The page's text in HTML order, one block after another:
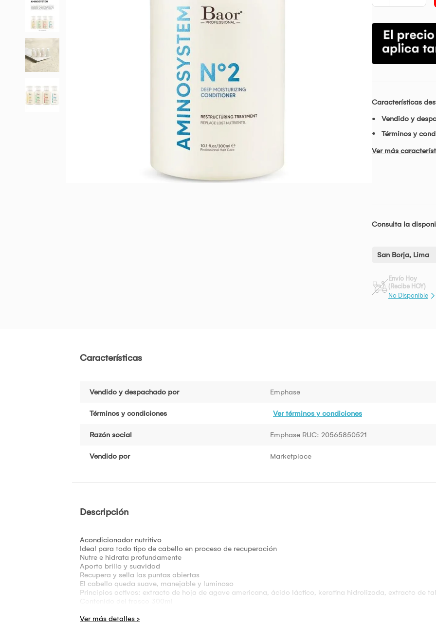
Características
Vendido y
Términos y
Ver más
Consulta la
San Borja, Lima
Envío Hoy
(Recibe HOY)
No Disponible
Características
Vendido y despachado por Emphase
Términos y condiciones Ver términos y condiciones
Razón social Emphase RUC: 20565850521
Vendido por Marketplace
Descripción
Acondicionador nutritivo
Ideal para todo tipo de cabello en proceso de recuperación
Nutre e hidrata profundamente
Aporta brillo y suavidad
Recupera y sella las puntas abiertas
El cabello queda suave, manejable y luminoso
Principios activos: extracto de hoja de agave americana, ácido láctico, keratina hidrolizada, extracto de